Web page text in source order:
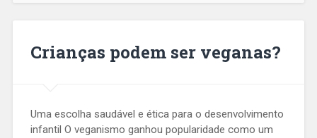
Crianças podem ser veganas?
Uma escolha saudável e ética para o desenvolvimento
infantil O veganismo ganhou popularidade como um